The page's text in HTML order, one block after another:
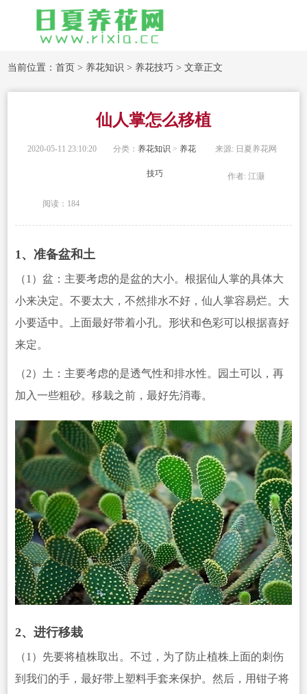
当前位置：首页 > 养花知识 > 养花技巧 > 文章正文
仙人掌怎么移植
2020-05-11 23:10:20 分类： 养花知识 > 养花
技巧
来源: 日夏养花网
作者: 江灏
阅读：184
1、准备盆和土
（1）盆：主要考虑的是盆的大小。根据仙人掌的具体大
小来决定。不要太大，不然排水不好，仙人掌容易烂。大
小要适中。上面最好带着小孔。形状和色彩可以根据喜好
来定。
（2）土：主要考虑的是透气性和排水性。园土可以，再
加入一些粗砂。移栽之前，最好先消毒。
2、进行移栽
（1）先要将植株取出。不过，为了防止植株上面的刺伤
到我们的手，最好带上塑料手套来保护。然后，用钳子将